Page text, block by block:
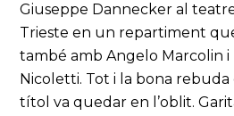
Giuseppe Dannecker al
Trieste en un repartiment
també amb Angelo Marcolin i
Nicoletti. Tot i la bona rebuda
títol va quedar en l’oblit.